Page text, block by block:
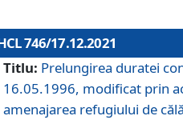
746/17.12.2021
Titlu: Prelungirea duratei
16.05.1996, modificat prin
amenajarea refugiului de